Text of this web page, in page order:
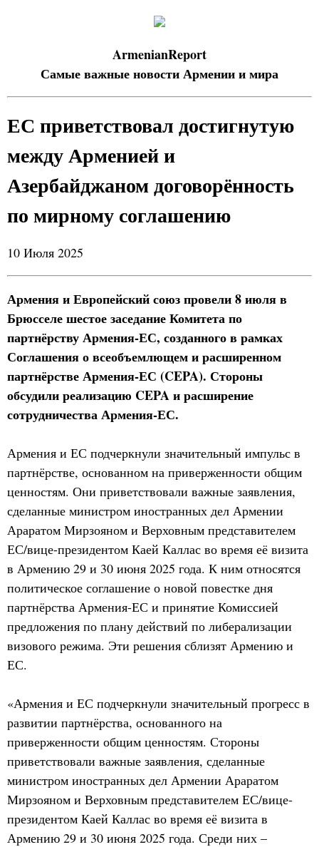
ArmenianReport
Самые важные новости Армении и мира
ЕС приветствовал достигнутую
между Арменией и
Азербайджаном договорённость
по мирному соглашению
10 Июля 2025
Армения и Европейский союз провели 8 июля в
Брюсселе шестое заседание Комитета по
партнёрству Армения-ЕС, созданного в рамках
Соглашения о всеобъемлющем и расширенном
партнёрстве Армения-ЕС (CEPA). Стороны
обсудили реализацию CEPA и расширение
сотрудничества Армения-ЕС.
Армения и ЕС подчеркнули значительный импульс в
партнёрстве, основанном на приверженности общим
ценностям. Они приветствовали важные заявления,
сделанные министром иностранных дел Армении
Араратом Мирзояном и Верховным представителем
ЕС/вице-президентом Каей Каллас во время её визита
в Армению 29 и 30 июня 2025 года. К ним относятся
политическое соглашение о новой повестке дня
партнёрства Армения-ЕС и принятие Комиссией
предложения по плану действий по либерализации
визового режима. Эти решения сблизят Армению и
ЕС.
«Армения и ЕС подчеркнули значительный прогресс в
развитии партнёрства, основанного на
приверженности общим ценностям. Стороны
приветствовали важные заявления, сделанные
министром иностранных дел Армении Араратом
Мирзояном и Верховным представителем ЕС/вице-
президентом Каей Каллас во время её визита в
Армению 29 и 30 июня 2025 года. Среди них –